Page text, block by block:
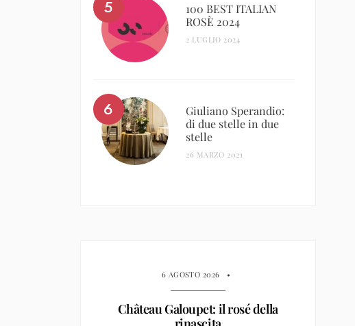
100 BEST ITALIAN
ROSÈ 2024
2 LUGLIO 2024
Giuliano Sperandio:
di due stelle in due
stelle
26 MARZO 2021
6 AGOSTO 2026 •
Château Galoupet: il rosé della